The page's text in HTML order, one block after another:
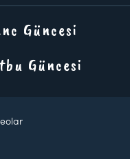
Güncesi
Güncesi